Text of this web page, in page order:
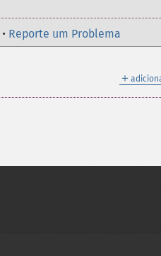
• Reporte um Problema
＋